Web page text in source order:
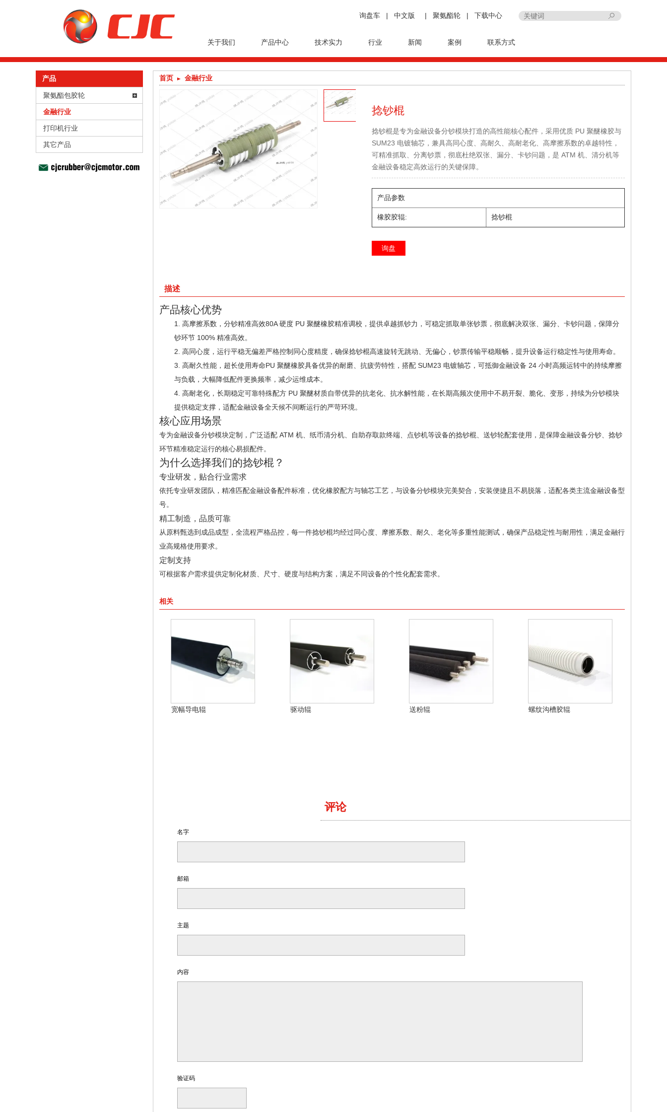
下载中心
|
聚氨酯轮
|
中文版
|
询盘车
关于我们 产品中心 技术实力 行业 新闻 案例 联系方式
产品
聚氨酯包胶轮
金融行业
打印机行业
其它产品
首页 金融行业
捻钞棍
捻钞棍是专为金融设备分钞模块打造的高性能核心配件，采用优质 PU 聚醚橡胶与
SUM23 电镀轴芯，兼具高同心度、高耐久、高耐老化、高摩擦系数的卓越特性，
可精准抓取、分离钞票，彻底杜绝双张、漏分、卡钞问题，是 ATM 机、清分机等
金融设备稳定高效运行的关键保障。
产品参数
橡胶胶辊: 捻钞棍
询盘
描述
产品核心优势
高摩擦系数，分钞精准高效80A 硬度 PU 聚醚橡胶精准调校，提供卓越抓钞力，可稳定抓取单张钞票，彻底解决双张、漏分、卡钞问题，保障分
钞环节 100% 精准高效。
高同心度，运行平稳无偏差严格控制同心度精度，确保捻钞棍高速旋转无跳动、无偏心，钞票传输平稳顺畅，提升设备运行稳定性与使用寿命。
高耐久性能，超长使用寿命PU 聚醚橡胶具备优异的耐磨、抗疲劳特性，搭配 SUM23 电镀轴芯，可抵御金融设备 24 小时高频运转中的持续摩擦
与负载，大幅降低配件更换频率，减少运维成本。
高耐老化，长期稳定可靠特殊配方 PU 聚醚材质自带优异的抗老化、抗水解性能，在长期高频次使用中不易开裂、脆化、变形，持续为分钞模块
提供稳定支撑，适配金融设备全天候不间断运行的严苛环境。
核心应用场景
专为金融设备分钞模块定制，广泛适配 ATM 机、纸币清分机、自助存取款终端、点钞机等设备的捻钞棍、送钞轮配套使用，是保障金融设备分钞、捻钞
环节精准稳定运行的核心易损配件。
为什么选择我们的捻钞棍？
专业研发，贴合行业需求
依托专业研发团队，精准匹配金融设备配件标准，优化橡胶配方与轴芯工艺，与设备分钞模块完美契合，安装便捷且不易脱落，适配各类主流金融设备型
号。
精工制造，品质可靠
从原料甄选到成品成型，全流程严格品控，每一件捻钞棍均经过同心度、摩擦系数、耐久、老化等多重性能测试，确保产品稳定性与耐用性，满足金融行
业高规格使用要求。
定制支持
可根据客户需求提供定制化材质、尺寸、硬度与结构方案，满足不同设备的个性化配套需求。
相关
宽幅导电辊 驱动辊 送粉辊 螺纹沟槽胶辊
评论
名字
邮箱
主题
内容
验证码